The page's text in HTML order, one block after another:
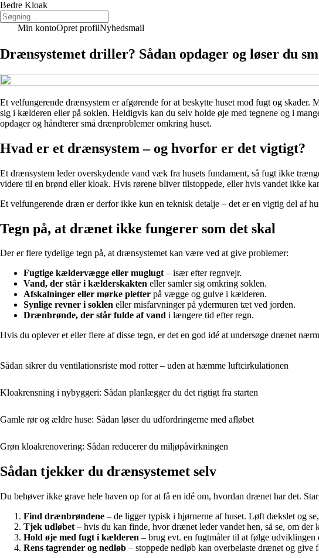
Bedre Kloak
Min kontoOpret profilNyhedsmail
Drænsystemet driller? Sådan opdager og løser du
Et velfungerende drænsystem er afgørende for at beskytte huset mod fugt og skader.
sig i kælderen eller på soklen. Heldigvis kan du selv holde øje med tegnene og i
opdager og håndterer små drænproblemer omkring huset.
Hvad er et drænsystem – og hvorfor er det vigtigt?
Et drænsystem leder overskydende vand væk fra husets fundament, så fugt ikke
videre til en brønd eller kloak. Hvis rørene bliver tilstoppede, eller hvis vandet ikke
Et velfungerende dræn er derfor ikke kun en teknisk detalje – det er en vigtig del af
Tegn på, at drænet ikke fungerer som det skal
Der er flere tydelige tegn på, at drænsystemet kan være ved at give problemer:
Fugtige kældervægge eller muglugt– især efter regnvejr.
Vand, der står i kælderskakten eller samler sig omkring soklen.
Afskalninger eller mørke pletter på vægge og gulve i kælderen.
Synlige revner i soklen eller misfarvninger på ydermuren tæt ved jorden.
Drænbrønde, der står fulde af vand i længere tid efter regn.
Hvis du oplever et eller flere af disse tegn, er det en god idé at undersøge drænet
Sådan sikrer du ventilationsriste mod rotter – uden at hæmme luftcirkulationen
Kloakrensning i nybyggeri: Sådan planlægger du det rigtigt fra starten
Gamle rør og ældre huse: Sådan løser du udfordringerne med afløbet
Grøn kloakrenovering: Sådan reducerer du miljøpåvirkningen
Sådan tjekker du drænsystemet selv
Du behøver ikke grave hele haven op for at få en idé om, hvordan drænet har det.
Find drænbrøndene – de ligger typisk i hjørnerne af huset. Løft dækslet og
Tjek udløbet – hvis du kan finde, hvor drænet leder vandet hen, så se, om der
Hold øje med fugt i kælderen – brug evt. en fugtmåler til at følge udviklingen
Rens tagrender og nedløb – stoppede nedløb kan overbelaste drænet og give